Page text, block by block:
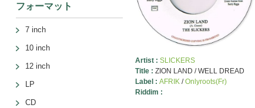
Artist :SLICKERS
Title :ZION LAND / WELL DREAD
Label :AFRIK /Onlyroots(Fr)
Riddim :
フォーマット
7 inch
10 inch
12 inch
LP
CD